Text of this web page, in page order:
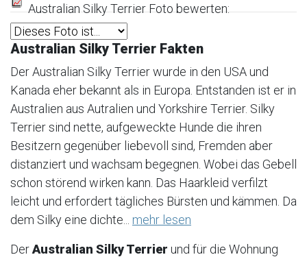
Australian Silky Terrier Foto bewerten:
Australian Silky Terrier Fakten
Der Australian Silky Terrier wurde in den USA und
Kanada eher bekannt als in Europa. Entstanden ist er in
Australien aus Autralien und Yorkshire Terrier. Silky
Terrier sind nette, aufgeweckte Hunde die ihren
Besitzern gegenüber liebevoll sind, Fremden aber
distanziert und wachsam begegnen. Wobei das Gebell
schon störend wirken kann. Das Haarkleid verfilzt
leicht und erfordert tägliches Bürsten und kämmen. Da
dem Silky eine dichte... mehr lesen
DerAustralian Silky Terrier und für die Wohnung